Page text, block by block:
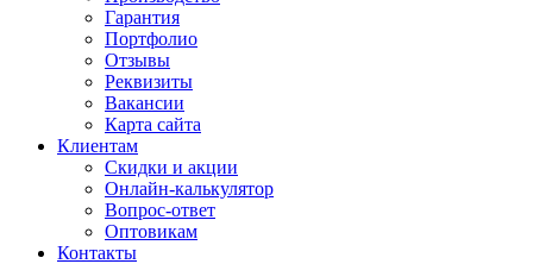
Гарантия
Портфолио
Отзывы
Реквизиты
Вакансии
Карта сайта
Клиентам
Скидки и акции
Онлайн-калькулятор
Вопрос-ответ
Оптовикам
Контакты